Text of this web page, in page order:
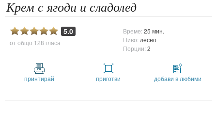
Крем с ягоди и сладолед
5.0
от общо 128 гласа
Време:25 мин.
Ниво: лесно
Порции:2
принтирай приготви добави в любими